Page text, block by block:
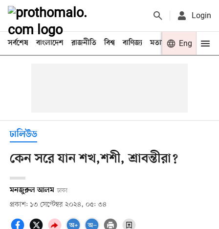
Login
সর্বশেষ বাংলাদেশ রাজনীতি বিশ্ব বাণিজ্য মতামত খেলা
Eng
ঢালিউড
কেন সরে যান শখ,শশী, শ্রাবন্তীরা?
মনজুরুল আলম ঢাকা
প্রকাশ: ১৩ সেপ্টেম্বর ২০২৪, ০৫: ৩৪